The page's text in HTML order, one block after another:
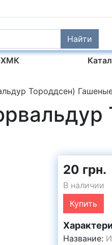
Найти
ХМК
Тороддсен)
20 грн.
В наличии
Купить
Название: